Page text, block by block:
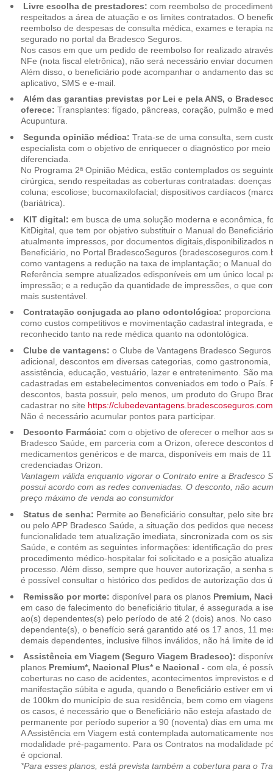
Livre escolha de prestadores: com reembolso de
respeitados a área de atuação e os limites contratados. O
reembolso de despesas de consulta médica, exames e terapia
segurado no portal da Bradesco Seguros.
Nos casos em que um pedido de reembolso for realizado
NFe (nota fiscal eletrônica), não será necessário enviar
Além disso, o beneficiário pode acompanhar o andamento das
aplicativo, SMS e e-mail.
Além das garantias previstas por Lei e pela ANS, o
oferece: Transplantes: fígado, pâncreas, coração, pulmão e
Acupuntura.
Segunda opinião médica: Trata-se de uma consulta, sem
especialista com o objetivo de enriquecer o diagnóstico por
diferenciada.
No Programa 2ª Opinião Médica, estão contemplados os
cirúrgica, sendo respeitadas as coberturas contratadas:
coluna; escoliose; bucomaxilofacial; dispositivos cardíacos
(bariátrica).
KIT digital: em busca de uma solução moderna e econômica,
KitDigital, que tem por objetivo substituir o Manual do
atualmente impressos, por documentos digitais,disponibilizados
Beneficiário, no Portal BradescoSeguros
como vantagens a redução na taxa de implantação; o Manual
Referência sempre atualizados edisponíveis em um único local
impressão; e a redução da quantidade de impressões, o que
mais sustentável.
Contratação conjugada ao plano odontológica:
como custos competitivos e movimentação cadastral integrada,
reconhecido tanto na rede médica quanto na odontológica.
Clube de vantagens: o Clube de Vantagens Bradesco
adicional, descontos em diversas categorias, como
assistência, educação, vestuário, lazer e entretenimento. São
cadastradas em estabelecimentos conveniados em todo o País.
descontos, basta possuir, pelo menos, um produto do Grupo
cadastrar no site https://
Não é necessário acumular pontos para participar.
Desconto Farmácia: com o objetivo de oferecer o melhor aos
Bradesco Saúde, em parceria com a Orizon, oferece descontos
medicamentos genéricos e de marca, disponíveis em mais de
credenciadas Orizon.
Vantagem válida enquanto vigorar o Contrato entre a Bradesco
possui acordo com as redes conveniadas. O desconto, não
preço máximo de venda ao consumidor
Status de senha: Permite ao Beneficiário consultar, pelo site
ou pelo APP Bradesco Saúde, a situação dos pedidos que
funcionalidade tem atualização imediata, sincronizada com os
Saúde, e contém as seguintes informações: identificação do
procedimento médico-hospitalar foi solicitado e a posição
processo. Além disso, sempre que houver autorização, a senha
é possível consultar o histórico dos pedidos de autorização dos
Remissão por morte: disponível para os planos Premium,
em caso de falecimento do beneficiário titular, é assegurada a
ao(s) dependentes(s) pelo período de até 2 (dois) anos. No
dependente(s), o benefício será garantido até os 17 anos, 11
demais dependentes, inclusive filhos inválidos, não há limite de
Assistência em Viagem (Seguro Viagem Bradesco):
planos Premium*, Nacional Plus* e Nacional - com ela, é
coberturas no caso de acidentes, acontecimentos imprevistos e
manifestação súbita e aguda, quando o Beneficiário estiver em
de 100km do município de sua residência, bem como em
os casos, é necessário que o Beneficiário não esteja afastado
permanente por período superior a 90 (noventa) dias em uma
A Assistência em Viagem está contemplada automaticamente
modalidade pré-pagamento. Para os Contratos na modalidade
é opcional.
*Para esses planos, está prevista também a cobertura para o